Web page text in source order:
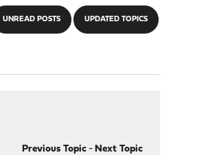
UNREAD POSTS UPDATED TOPICS
Previous Topic- Next Topic